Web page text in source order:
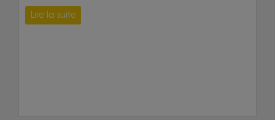
Lire la suite